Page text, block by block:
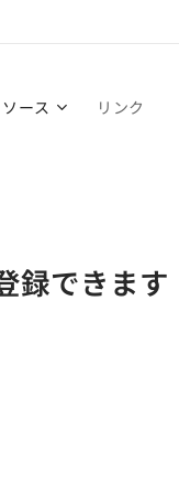
ソース リンク
録できます